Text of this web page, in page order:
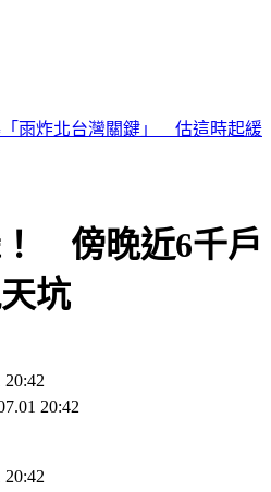
／最美小貓咪來了！MEOVV白
傍晚近6千戶
坑
20:42
20:42